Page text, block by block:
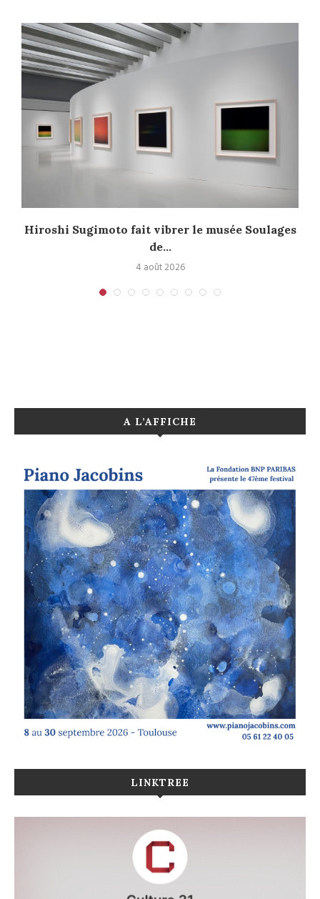
Hiroshi Sugimoto fait vibrer le musée Soulages
de...
4 août 2026
A L’AFFICHE
LINKTREE